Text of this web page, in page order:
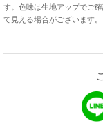
す。色味は生地アップでご
て見える場合がございます。